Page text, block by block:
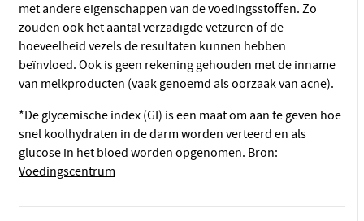
met andere eigenschappen van de voedingsstoffen. Zo
zouden ook het aantal verzadigde vetzuren of de
hoeveelheid vezels de resultaten kunnen hebben
beïnvloed. Ook is geen rekening gehouden met de inname
van melkproducten (vaak genoemd als oorzaak van acne).
*De glycemische index (GI) is een maat om aan te geven hoe
snel koolhydraten in de darm worden verteerd en als
glucose in het bloed worden opgenomen. Bron:
Voedingscentrum